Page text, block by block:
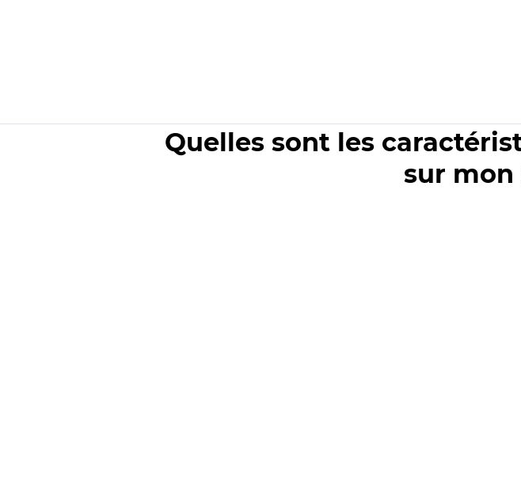
Quelles sont les
sur